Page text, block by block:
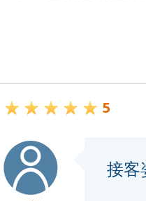
初めてのご経験でご不
満足いただけたとのこと
5
接客